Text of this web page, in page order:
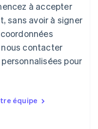
à accepter
sans avoir à signer
nous contacter
pour
équipe